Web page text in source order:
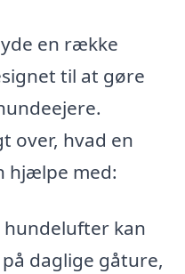
en række
til at gøre
over, hvad en
hjælpe med:
hundelufter kan
daglige gåture,